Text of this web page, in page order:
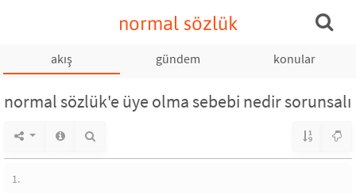
normal sözlük
akış gündem konular
normal sözlük'e üye olma sebebi nedir sorunsalı
1.